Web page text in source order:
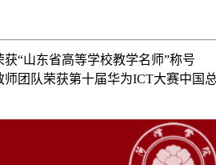
“山东省高等学校教学名师”称号
团队荣获第十届华为ICT大赛中国